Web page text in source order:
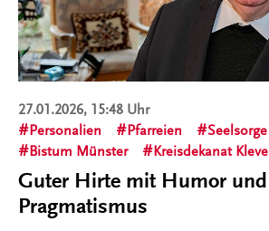
27.01.2026, 15:48 Uhr
Personalien
Pfarreien
Seelsorge
Bistum Münster
Kreisdekanat Kleve
Guter Hirte mit Humor und
Pragmatismus